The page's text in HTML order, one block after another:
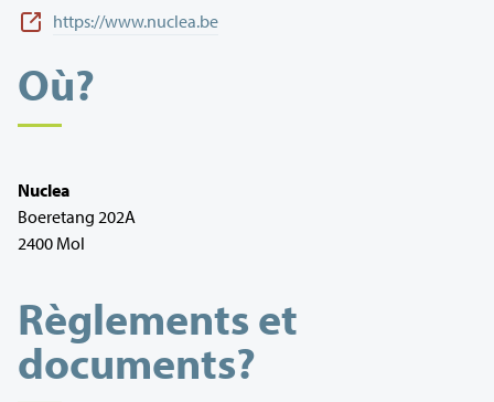
https://www.nuclea.be
Où?
Nuclea
Boeretang 202A
2400 Mol
Règlements et
documents?